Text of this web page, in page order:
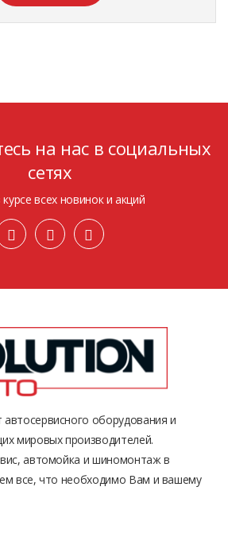
на нас в социальных
сетях
всех новинок и акций
оборудования и
мировых производителей.
автомойка и шиномонтаж в
все, что необходимо Вам и вашему